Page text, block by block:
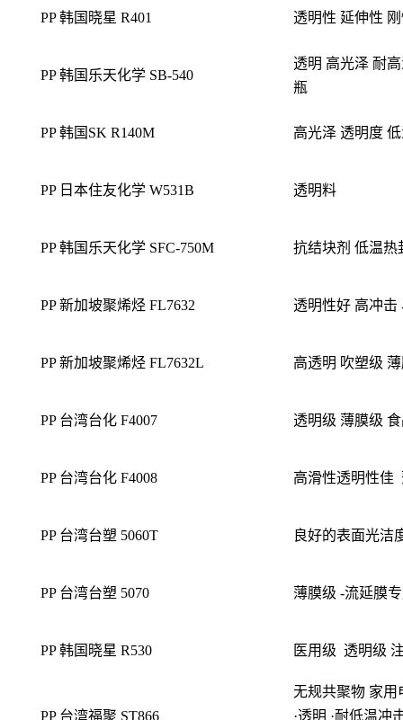
PP 韩国晓星 R401 透明性 延伸性
PP 韩国乐天化学 SB-540
透明 高光泽 耐
瓶
PP 韩国SK R140M 高光泽 透明度
PP 日本住友化学 W531B 透明料
PP 韩国乐天化学 SFC-750M 抗结块剂 低温热
PP 新加坡聚烯烃 FL7632 透明性好 高冲击
PP 新加坡聚烯烃 FL7632L 高透明 吹塑级
PP 台湾台化 F4007 透明级 薄膜级
PP 台湾台化 F4008 高滑性透明性佳
PP 台湾台塑 5060T 良好的表面光洁
PP 台湾台塑 5070 薄膜级 -流延膜
PP 韩国晓星 R530 医用级 透明级
PP 台湾福聚 ST866
无规共聚物 家用
·透明 ·耐低温冲